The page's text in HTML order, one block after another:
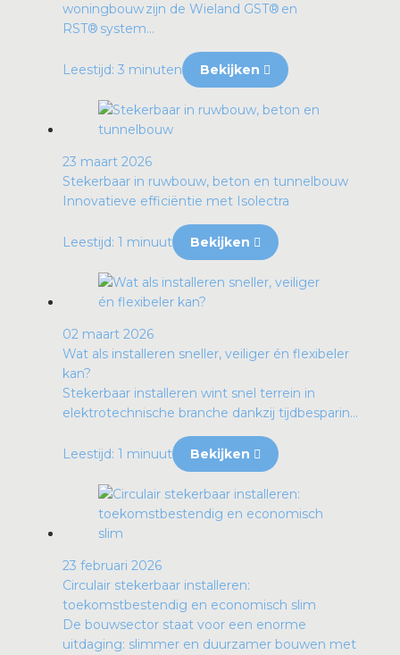
woningbouw zijn de Wieland GST® en
RST® system...
Leestijd: 3 minuten Bekijken
23 maart 2026
Stekerbaar in ruwbouw, beton en tunnelbouw
Innovatieve efficiëntie met Isolectra
Leestijd: 1 minuut Bekijken
02 maart 2026
Wat als installeren sneller, veiliger én flexibeler
kan?
Stekerbaar installeren wint snel terrein in
elektrotechnische branche dankzij tijdbesparin...
Leestijd: 1 minuut Bekijken
23 februari 2026
Circulair stekerbaar installeren:
toekomstbestendig en economisch slim
De bouwsector staat voor een enorme
uitdaging: slimmer en duurzamer bouwen met